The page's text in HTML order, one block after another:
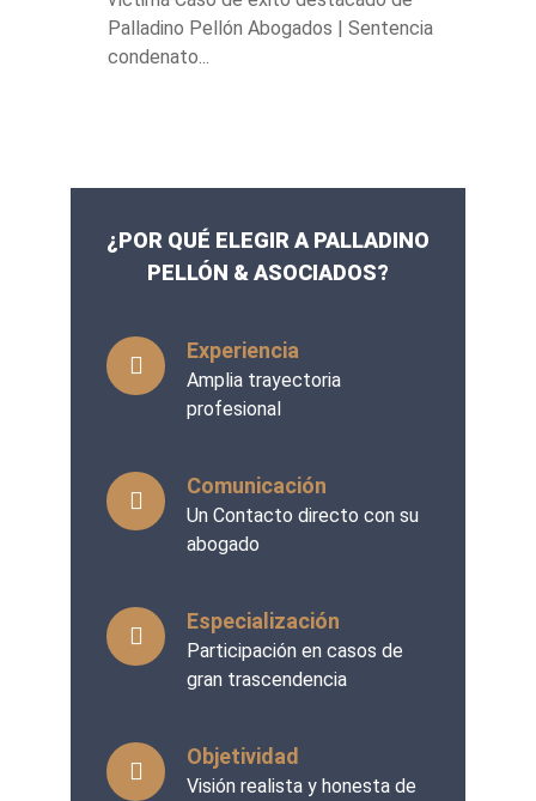
Palladino Pellón Abogados | Sentencia
condenato...
¿POR QUÉ ELEGIR A PALLADINO
PELLÓN & ASOCIADOS?
Experiencia
Amplia trayectoria
profesional
Comunicación
Un Contacto directo con su
abogado
Especialización
Participación en casos de
gran trascendencia
Objetividad
Visión realista y honesta de